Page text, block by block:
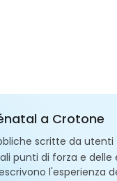
a Crotone
scritte da
punti di forza e
l'esperienza